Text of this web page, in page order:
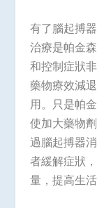
有了腦起搏
治療是帕金
和控制症狀
藥物療效減
用。只是帕
使加大藥物
過腦起搏器
者緩解症狀
量，提高生活